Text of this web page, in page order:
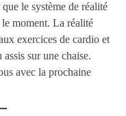
le système de réalité
moment. La réalité
exercices de cardio et
sur une chaise.
avec la prochaine